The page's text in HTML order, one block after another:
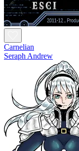
Carnelian
Seraph Andrew